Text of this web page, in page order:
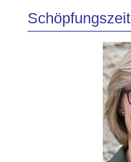
Schöpfungszeit